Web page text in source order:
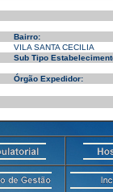
Bairro:
VILA SANTA CECILIA
Sub Tipo
Órgão Expedidor: